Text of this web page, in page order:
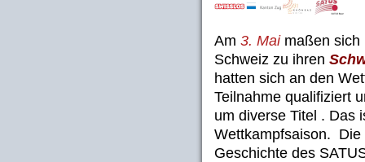
Am 3. Maimaßen sich
Schweiz zu ihren
hatten sich an den
Teilnahme qualifiziert
um diverse Titel . Das
Wettkampfsaison. Die
Geschichte des